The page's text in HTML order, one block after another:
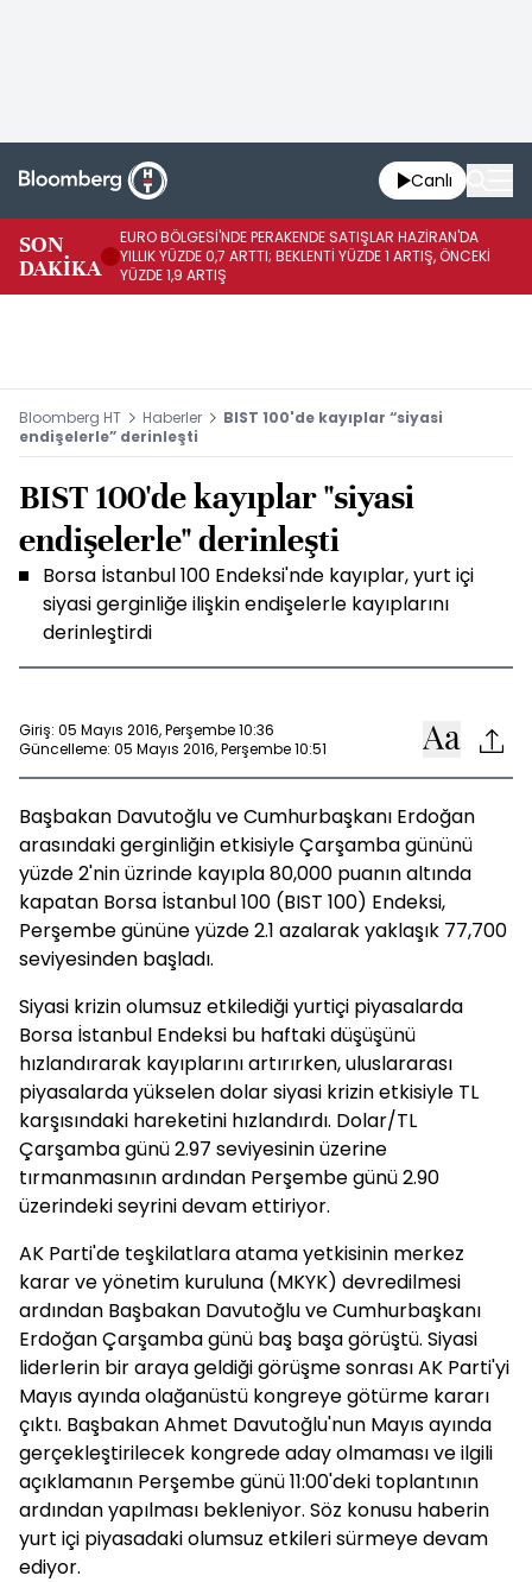
Canlı
SON
DAKİKA
EURO BÖLGESİ'NDE PERAKENDE SATIŞLAR HAZİRAN'DA
YILLIK YÜZDE 0,7 ARTTI; BEKLENTİ YÜZDE 1 ARTIŞ, ÖNCEKİ
YÜZDE 1,9 ARTIŞ
Bloomberg HT Haberler
BIST 100'de kayıplar “siyasi
endişelerle” derinleşti
BIST 100'de kayıplar "siyasi
endişelerle" derinleşti
Borsa İstanbul 100 Endeksi'nde kayıplar, yurt içi
siyasi gerginliğe ilişkin endişelerle kayıplarını
derinleştirdi
Giriş: 05 Mayıs 2016, Perşembe 10:36
Güncelleme: 05 Mayıs 2016, Perşembe 10:51
Başbakan Davutoğlu ve Cumhurbaşkanı Erdoğan
arasındaki gerginliğin etkisiyle Çarşamba gününü
yüzde 2'nin üzrinde kayıpla 80,000 puanın altında
kapatan Borsa İstanbul 100 (BIST 100) Endeksi,
Perşembe gününe yüzde 2.1 azalarak yaklaşık 77,700
seviyesinden başladı.
Siyasi krizin olumsuz etkilediği yurtiçi piyasalarda
Borsa İstanbul Endeksi bu haftaki düşüşünü
hızlandırarak kayıplarını artırırken, uluslararası
piyasalarda yükselen dolar siyasi krizin etkisiyle TL
karşısındaki hareketini hızlandırdı. Dolar/TL
Çarşamba günü 2.97 seviyesinin üzerine
tırmanmasının ardından Perşembe günü 2.90
üzerindeki seyrini devam ettiriyor.
AK Parti'de teşkilatlara atama yetkisinin merkez
karar ve yönetim kuruluna (MKYK) devredilmesi
ardından Başbakan Davutoğlu ve Cumhurbaşkanı
Erdoğan Çarşamba günü baş başa görüştü. Siyasi
liderlerin bir araya geldiği görüşme sonrası AK Parti'yi
Mayıs ayında olağanüstü kongreye götürme kararı
çıktı. Başbakan Ahmet Davutoğlu'nun Mayıs ayında
gerçekleştirilecek kongrede aday olmaması ve ilgili
açıklamanın Perşembe günü 11:00'deki toplantının
ardından yapılması bekleniyor. Söz konusu haberin
yurt içi piyasadaki olumsuz etkileri sürmeye devam
ediyor.